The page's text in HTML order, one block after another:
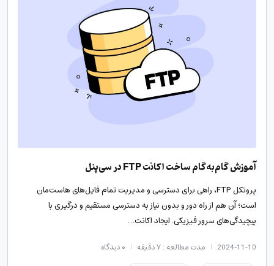
آموزش گام‌به‌گام ساخت اکانت FTP در سی‌پنل
پروتکل FTP، راهی برای دسترسی و مدیریت تمام فایل‌های هاست‌مان
است؛ آن هم از راه دور و بدون نیاز به دسترسی مستقیم و درگیری با
پیچیدگی‌های سرور فیزیکی. ایجاد اکانت…
2024-11-10 مدت مطالعه : ۷ دقیقه ۰دیدگاه